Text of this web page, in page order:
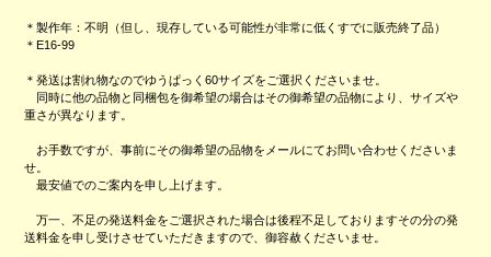
＊製作年：不明（但し、現存している可能性が非常に低くすでに販売終了品）
＊E16-99
＊発送は割れ物なのでゆうぱっく60サイズをご選択くださいませ。
同時に他の品物と同梱包を御希望の場合はその御希望の品物により、サイズや
重さが異なります。
お手数ですが、事前にその御希望の品物をメールにてお問い合わせくださいま
せ。
最安値でのご案内を申し上げます。
万一、不足の発送料金をご選択された場合は後程不足しておりますその分の発
送料金を申し受けさせていただきますので、御容赦くださいませ。